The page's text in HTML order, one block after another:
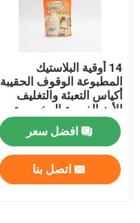
14 أوقية البلاستيك
المطبوعة الوقوف الحقيبة
أكياس التعبئة والتغليف
الأرز الفورية المخصصة
زيبلوك
افضل سعر
اتصل بنا